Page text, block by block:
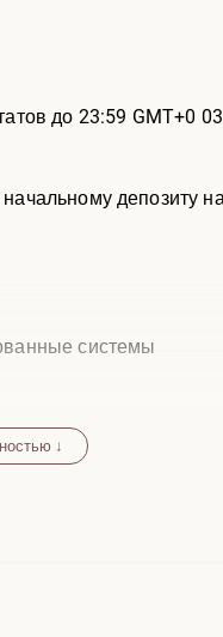
до 23:59 GMT+0
депозиту
системы
↓